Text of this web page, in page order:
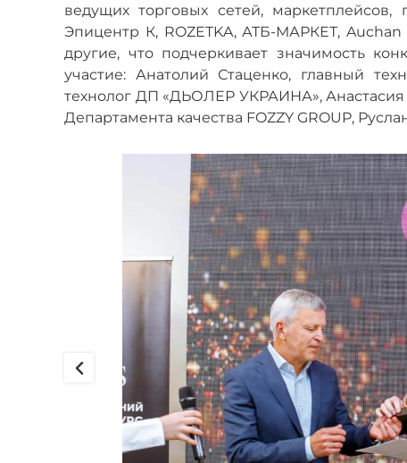
ведущих торговых сетей,
Эпицентр К, ROZETKA, АТБ-МАРКЕТ,
другие, что подчеркивает значимость
участие: Анатолий Стаценко, главный
технолог ДП «ДЬОЛЕР УКРАИНА», Анастасия
Департамента качества FOZZY GROUP,